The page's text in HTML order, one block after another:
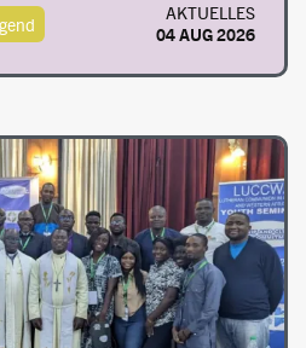
AKTUELLES
04 AUG 2026